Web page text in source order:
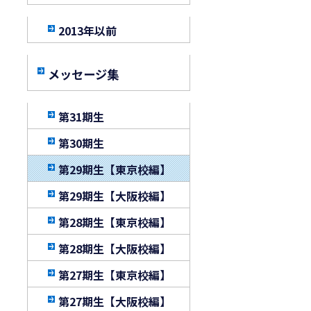
2013年以前
メッセージ集
第31期生
第30期生
第29期生【東京校編】
第29期生【大阪校編】
第28期生【東京校編】
第28期生【大阪校編】
第27期生【東京校編】
第27期生【大阪校編】